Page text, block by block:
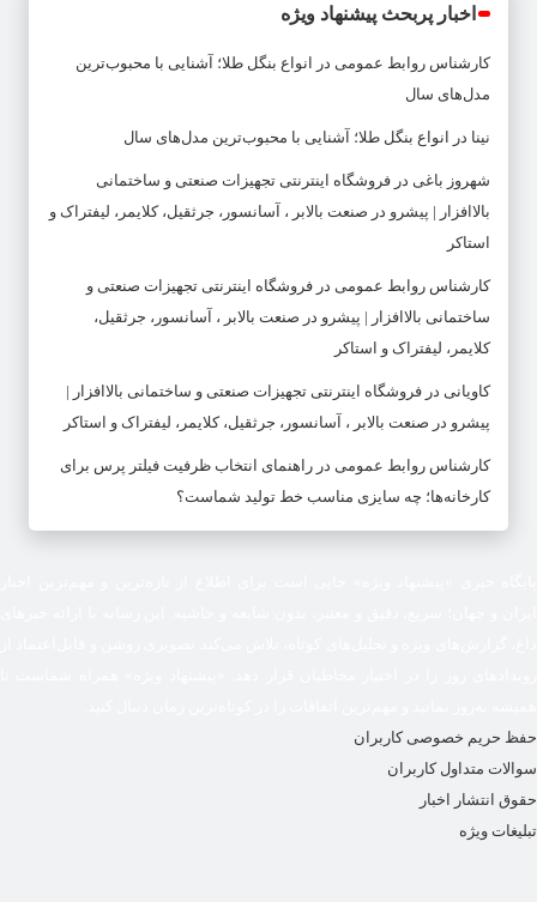
اخبار پربحث پیشنهاد ویژه
کارشناس روابط عمومی در
انواع بنگل طلا؛ آشنایی با محبوب‌ترین
مدل‌های سال
نینا در انواع بنگل طلا؛ آشنایی با محبوب‌ترین مدل‌های سال
شهروز باغی در فروشگاه اینترنتی تجهیزات صنعتی و ساختمانی
بالاافزار | پیشرو در صنعت بالابر ، آسانسور، جرثقیل، کلایمر، لیفتراک و
استاکر
کارشناس روابط عمومی در فروشگاه اینترنتی تجهیزات صنعتی و
ساختمانی بالاافزار | پیشرو در صنعت بالابر ، آسانسور، جرثقیل،
کلایمر، لیفتراک و استاکر
کاویانی در فروشگاه اینترنتی تجهیزات صنعتی و ساختمانی بالاافزار |
پیشرو در صنعت بالابر ، آسانسور، جرثقیل، کلایمر، لیفتراک و استاکر
کارشناس روابط عمومی در راهنمای انتخاب ظرفیت فیلتر پرس برای
کارخانه‌ها؛ چه سایزی مناسب خط تولید شماست؟
حفظ حریم خصوصی کاربران
سوالات متداول کاربران
حقوق انتشار اخبار
تبلیغات ویژه